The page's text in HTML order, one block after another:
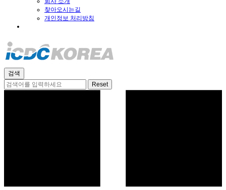
찾아오시는길
개인정보 처리방침